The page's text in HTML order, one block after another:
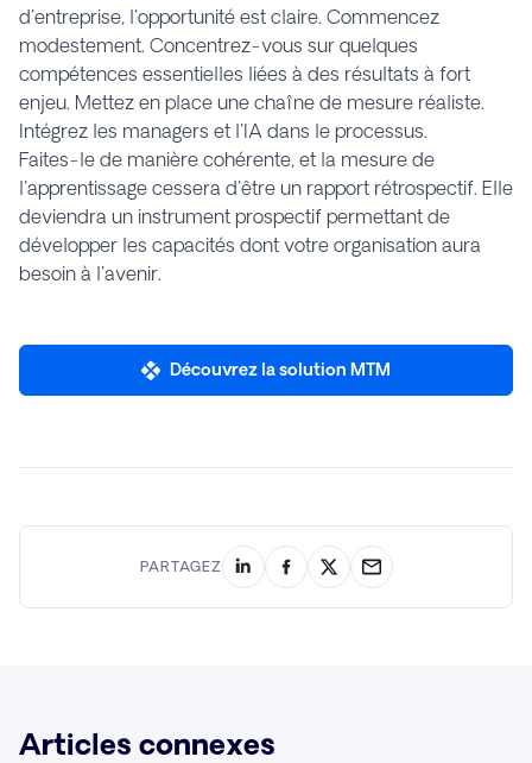
d'entreprise, l'opportunité est claire. Commencez
modestement. Concentrez-vous sur quelques
compétences essentielles liées à des résultats à fort
enjeu. Mettez en place une chaîne de mesure réaliste.
Intégrez les managers et l'IA dans le processus.
Faites-le de manière cohérente, et la mesure de
l'apprentissage cessera d'être un rapport rétrospectif. Elle
deviendra un instrument prospectif permettant de
développer les capacités dont votre organisation aura
besoin à l'avenir.
Découvrez la solution MTM
PARTAGEZ
Articles connexes